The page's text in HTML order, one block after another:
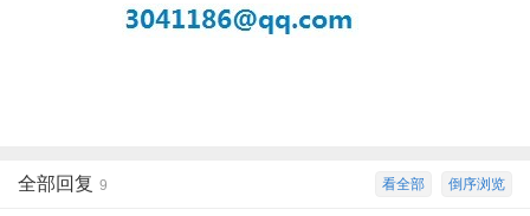
倒序浏览
看全部
全部回复 9